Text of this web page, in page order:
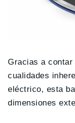
Gracias a contar
cualidades
eléctrico, esta
dimensiones